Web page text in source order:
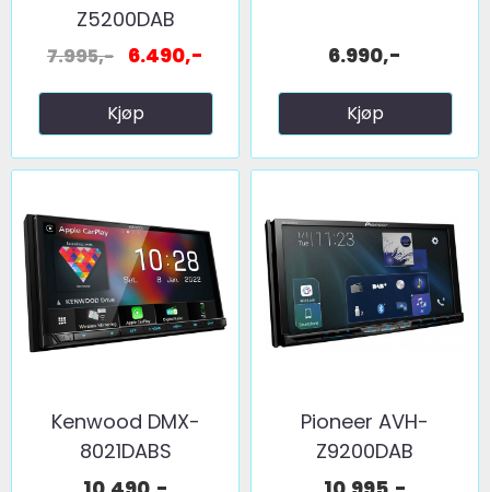
Z5200DAB
7.995,- 6.490,-
Kjøp
6.990,-
Kjøp
Kenwood DMX-
8021DABS
Pioneer AVH-
Z9200DAB